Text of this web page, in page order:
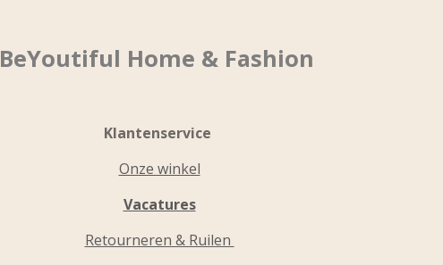
BeYoutiful Home & Fashion
Klantenservice
Onze winkel
Vacatures
Retourneren & Ruilen